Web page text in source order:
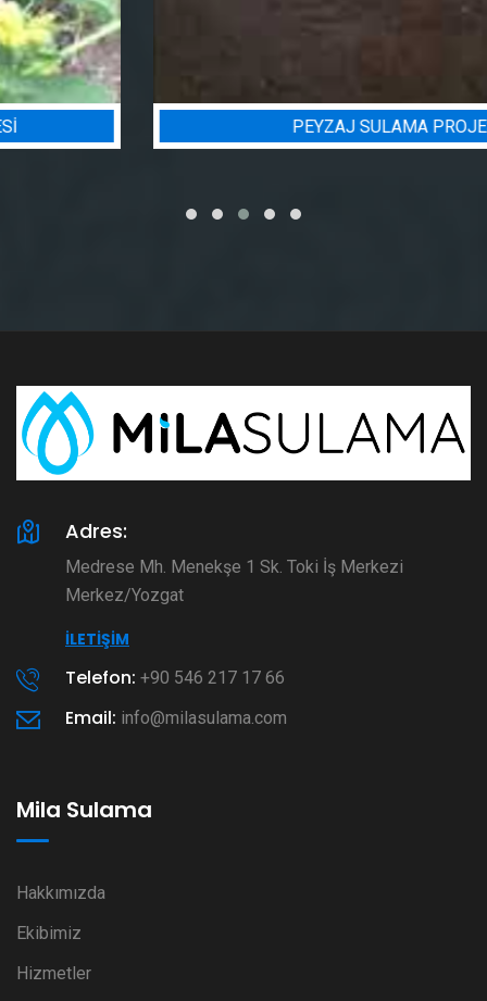
PEYZAJ SULAMA PROJESI
Adres:
Medrese Mh. Menekşe 1 Sk. Toki İş Merkezi
Merkez/Yozgat
İLETIŞIM
Telefon: +90 546 217 17 66
Email: info@milasulama.com
Mila Sulama
Hakkımızda
Ekibimiz
Hizmetler